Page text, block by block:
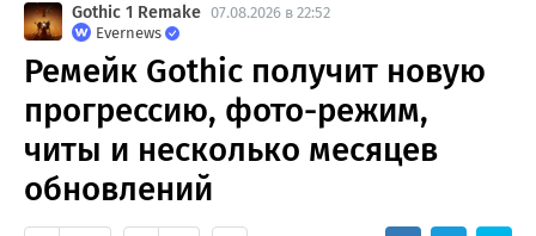
Gothic 1 Remake 07.08.2026 в 22:52
Evernews
Ремейк Gothic получит новую
прогрессию, фото-режим,
читы и несколько месяцев
обновлений